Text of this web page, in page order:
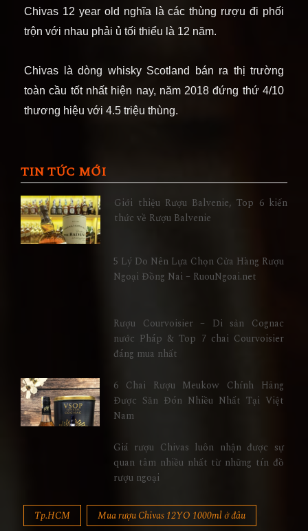
Chivas 12 year old nghĩa là các thùng rượu đi phối
trộn với nhau phải ủ tối thiểu là 12 năm.
Chivas là dòng whisky Scotland bán ra thị trường
toàn cầu tốt nhất hiện nay, năm 2018 đứng thứ 4/10
thương hiệu với 4.5 triệu thùng.
TIN TỨC MỚI
Giới thiệu Rượu Balvenie, Top 6 kiến
thức về Rượu Balvenie
5 Lý Do Nên Lựa Chọn Cửa Hàng Rượu
Ngoại Đồng Nai – RuouNgoai.net
Rượu Courvoisier – Di sản Cognac
nước Pháp & Top 7 chai Courvoisier
đáng mua nhất
6 Chai Rượu Meukow Chính Hãng
Được Săn Đón Nhiều Nhất Tại Việt
Nam
Giá rượu Chivas luôn nhận được sự
quan tâm nhiều nhất từ những tín đồ
rượu ngoại
Tp.HCM
Mua rượu Chivas 12YO 1000ml ở đâu